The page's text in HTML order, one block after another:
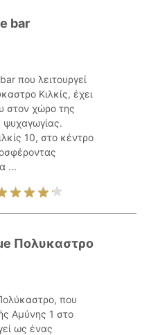
bar
που λειτουργεί
Κιλκίς, έχει
στον χώρο της
ψυχαγωγίας.
10, στο κέντρο
...
Πολυκαστρο
που
Αμύνης 1 στο
ως ένας